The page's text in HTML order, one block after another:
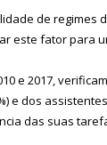
de regimes
este fator para
e 2017,
e dos
das suas